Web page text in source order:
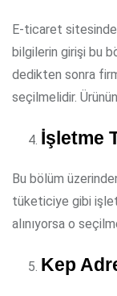
E-ticaret sitesinde
bilgilerin girişi bu
dedikten sonra
seçilmelidir.
İşletme
Bu bölüm
tüketiciye gibi
alınıyorsa o
Kep